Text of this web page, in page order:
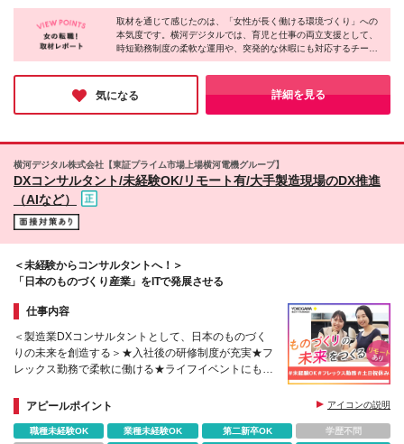
年収1200万円～2000万円を想定しています。 ※管理
職としての採用の場合は残業代が発生しません
赤坂オフィス 東京都港区元赤坂1丁目3-13 赤坂センタ
ービルディング15階 ※転居を伴う転勤なし ※週4出
社・週1リモートの体制でハイブリッドワークを行っ
ています！ 【出張】 ・国内出張：１～４回／月 ・海
外出張：０～１回／年 (変更の範囲)上記を除く当社関
連勤務地
取材を通じて感じたのは、「女性が長く働ける環境づくり」への
本気度です。横河デジタルでは、育児と仕事の両立支援として、
時短勤務制度の柔軟な運用や、突発的な休暇にも対応するチーム
体制が整備されています。その背景には、女性の活躍を推進する
企業の姿勢があります。実際に女性社員が数多く活躍しており、
取材に応じてくれた社員は生き生きと仕事の魅力を語ってくれま
した。まさしく、「頑張る女性を応援する企業」です！
気になる 詳細を見る
横河デジタル株式会社【東証プライム市場上場横河電機グループ】
DXコンサルタント/未経験OK/リモート有/大手製造現場のDX推進
（AIなど）
＜未経験からコンサルタントへ！＞
「日本のものづくり産業」をITで発展させる
仕事内容
＜製造業DXコンサルタントとして、日本のものづく
りの未来を創造する＞★入社後の研修制度が充実★フ
レックス勤務で柔軟に働ける★ライフイベントにも対
アピールポイント
アイコンの説明
職種未経験OK 業種未経験OK 第二新卒OK
学歴不問